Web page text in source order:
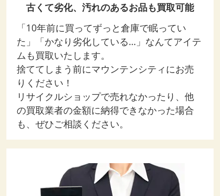
古くて劣化、汚れのあるお品も買取可能
「10年前に買ってずっと倉庫で眠ってい
た」「かなり劣化している…」なんてアイテ
ムも買取いたします。
捨ててしまう前にマウンテンシティにお売
りください！
リサイクルショップで売れなかったり、他
の買取業者の金額に納得できなかった場合
も、ぜひご相談ください。